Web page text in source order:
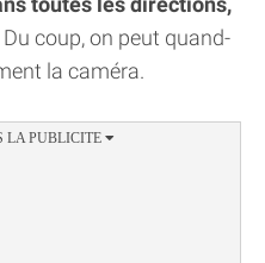
Du coup, on peut quand-
la caméra.